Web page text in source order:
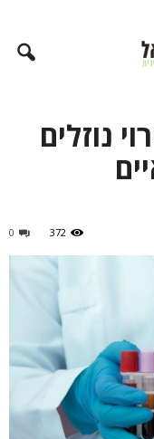
נוזלים
0 372